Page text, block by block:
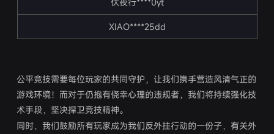
XIAO****25dd
公平竞技需要每位玩家的共同守护，让我们携手营造风清气正的
游戏环境！而对于仍抱有侥幸心理的违规者，我们将持续强化技
术手段，坚决捍卫竞技精神。
同时，我们鼓励所有玩家成为我们反外挂行动的一份子，有关外